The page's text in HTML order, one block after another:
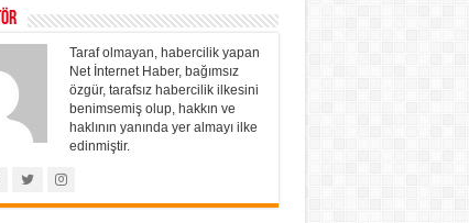
Taraf olmayan, habercilik yapan
Net İnternet Haber, bağımsız
özgür, tarafsız habercilik ilkesini
benimsemiş olup, hakkın ve
haklının yanında yer almayı ilke
edinmiştir.